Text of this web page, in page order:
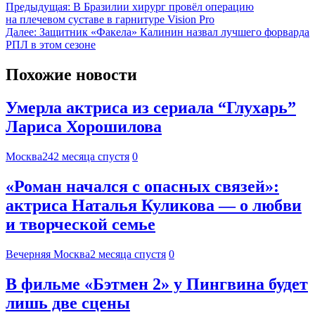
Предыдущая: В Бразилии хирург провёл операцию
на плечевом суставе в гарнитуре Vision Pro
Далее: Защитник «Факела» Калинин назвал лучшего форварда
РПЛ в этом сезоне
Похожие новости
Умерла актриса из сериала “Глухарь”
Лариса Хорошилова
Москва242 месяца спустя 0
«Роман начался с опасных связей»:
актриса Наталья Куликова — о любви
и творческой семье
Вечерняя Москва2 месяца спустя 0
В фильме «Бэтмен 2» у Пингвина будет
лишь две сцены